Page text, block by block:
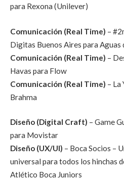
para Rexona (Unilever)
Comunicación (Real Time) –
Digitas Buenos Aires para
Comunicación (Real Time) –
Havas para Flow
Comunicación (Real Time) – La
Brahma
Diseño (Digital Craft) – Game
para Movistar
Diseño (UX/UI) – Boca Socios –
universal para todos los hinchas
Atlético Boca Juniors